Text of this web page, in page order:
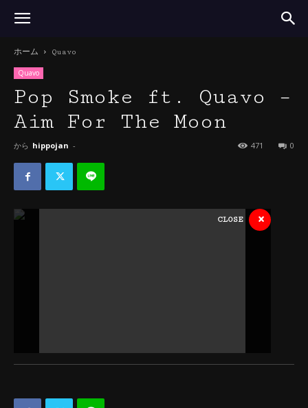
ホーム Quavo
Quavo
Pop Smoke ft. Quavo –
Aim For The Moon
から hippojan - 0
471
CLOSE ×